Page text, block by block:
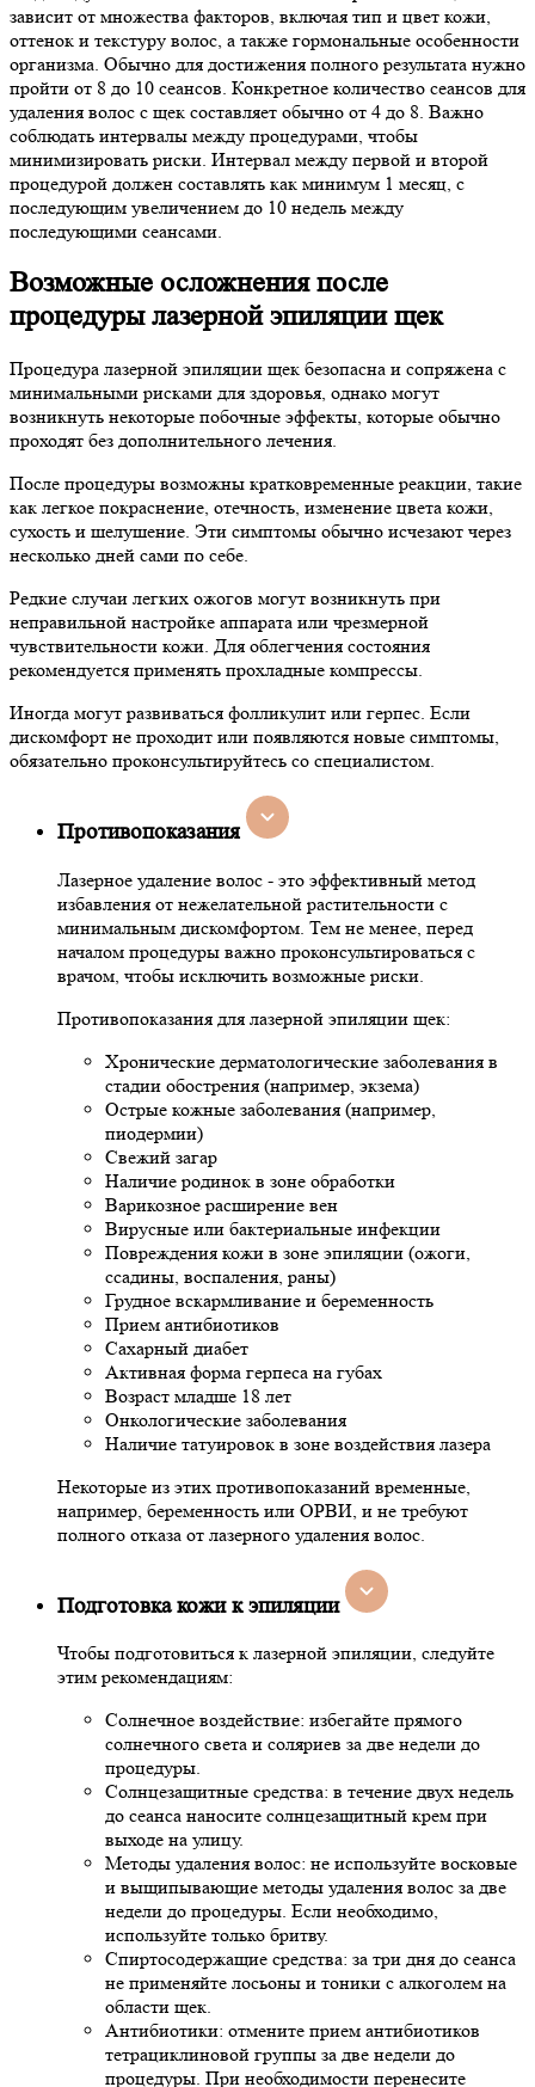
зависит от множества факторов, включая тип и цвет кожи,
оттенок и текстуру волос, а также гормональные особенности
организма. Обычно для достижения полного результата нужно
пройти от 8 до 10 сеансов. Конкретное количество сеансов для
удаления волос с щек составляет обычно от 4 до 8. Важно
соблюдать интервалы между процедурами, чтобы
минимизировать риски. Интервал между первой и второй
процедурой должен составлять как минимум 1 месяц, с
последующим увеличением до 10 недель между
последующими сеансами.
Возможные осложнения после
процедуры лазерной эпиляции щек
Процедура лазерной эпиляции щек безопасна и сопряжена с
минимальными рисками для здоровья, однако могут
возникнуть некоторые побочные эффекты, которые обычно
проходят без дополнительного лечения.
После процедуры возможны кратковременные реакции, такие
как легкое покраснение, отечность, изменение цвета кожи,
сухость и шелушение. Эти симптомы обычно исчезают через
несколько дней сами по себе.
Редкие случаи легких ожогов могут возникнуть при
неправильной настройке аппарата или чрезмерной
чувствительности кожи. Для облегчения состояния
рекомендуется применять прохладные компрессы.
Иногда могут развиваться фолликулит или герпес. Если
дискомфорт не проходит или появляются новые симптомы,
обязательно проконсультируйтесь со специалистом.
Противопоказания
Лазерное удаление волос - это эффективный метод
избавления от нежелательной растительности с
минимальным дискомфортом. Тем не менее, перед
началом процедуры важно проконсультироваться с
врачом, чтобы исключить возможные риски.
Противопоказания для лазерной эпиляции щек:
Хронические дерматологические заболевания в
стадии обострения (например, экзема)
Острые кожные заболевания (например,
пиодермии)
Свежий загар
Наличие родинок в зоне обработки
Варикозное расширение вен
Вирусные или бактериальные инфекции
Повреждения кожи в зоне эпиляции (ожоги,
ссадины, воспаления, раны)
Грудное вскармливание и беременность
Прием антибиотиков
Сахарный диабет
Активная форма герпеса на губах
Возраст младше 18 лет
Онкологические заболевания
Наличие татуировок в зоне воздействия лазера
Некоторые из этих противопоказаний временные,
например, беременность или ОРВИ, и не требуют
полного отказа от лазерного удаления волос.
Подготовка кожи к эпиляции
Чтобы подготовиться к лазерной эпиляции, следуйте
этим рекомендациям:
Солнечное воздействие: избегайте прямого
солнечного света и соляриев за две недели до
процедуры.
Солнцезащитные средства: в течение двух недель
до сеанса наносите солнцезащитный крем при
выходе на улицу.
Методы удаления волос: не используйте восковые
и выщипывающие методы удаления волос за две
недели до процедуры. Если необходимо,
используйте только бритву.
Спиртосодержащие средства: за три дня до сеанса
не применяйте лосьоны и тоники с алкоголем на
области щек.
Антибиотики: отмените прием антибиотиков
тетрациклиновой группы за две недели до
процедуры. При необходимости перенесите